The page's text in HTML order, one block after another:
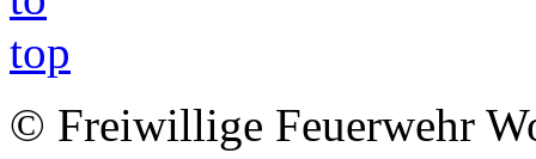
© Freiwillige Feuerwehr